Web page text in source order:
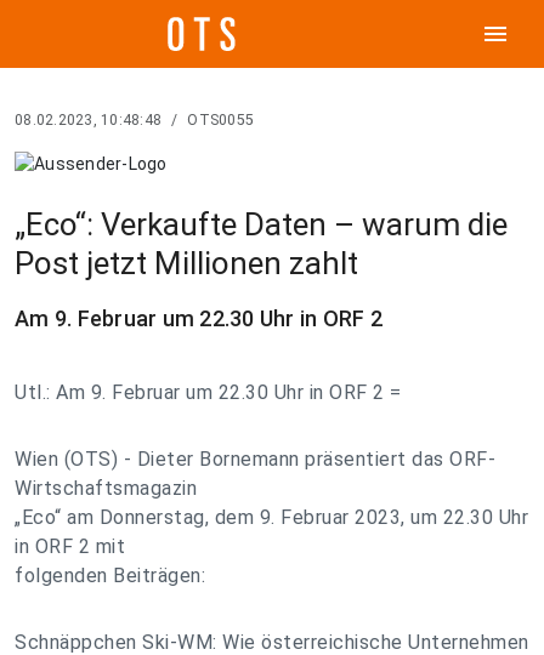
menu
08.02.2023, 10:48:48 / OTS0055
„Eco“: Verkaufte Daten – warum die
Post jetzt Millionen zahlt
Am 9. Februar um 22.30 Uhr in ORF 2
Utl.: Am 9. Februar um 22.30 Uhr in ORF 2 =
Wien (OTS) - Dieter Bornemann präsentiert das ORF-
Wirtschaftsmagazin
„Eco“ am Donnerstag, dem 9. Februar 2023, um 22.30 Uhr
in ORF 2 mit
folgenden Beiträgen:
Schnäppchen Ski-WM: Wie österreichische Unternehmen